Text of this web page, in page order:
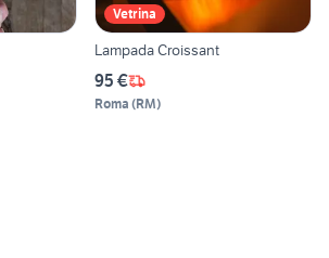
Vetrina
Lampada Croissant
95 €
Roma (RM)